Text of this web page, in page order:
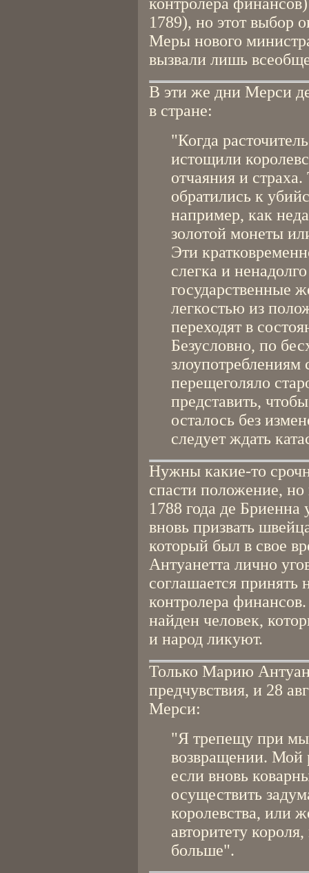
1789), но этот выбор
Меры нового
вызвали лишь
В эти же дни Мерси
в стране:
"Когда
истощили
отчаяния и
обратились к
например, как
золотой монеты
Эти
слегка и
государственные
легкостью из
переходят в
Безусловно, по
перещеголяло
представить,
осталось без
следует ждать
Нужны какие-то
спасти положение, но
1788 года де Бриенна
вновь призвать
который был в свое
Антуанетта лично
соглашается принять
контролера
найден человек,
и народ ликуют.
Только Марию
предчувствия, и 28
Мерси:
"Я трепещу при
возвращении. Мой
если вновь
осуществить
королевства, или
авторитету
больше".